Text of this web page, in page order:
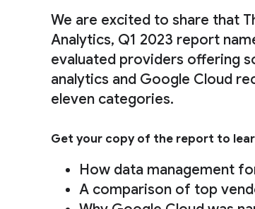
We are excited to share that
Analytics, Q1 2023 report
evaluated providers offering
analytics and Google Cloud
eleven categories.
Get your copy of the report to
How data management
A comparison of top